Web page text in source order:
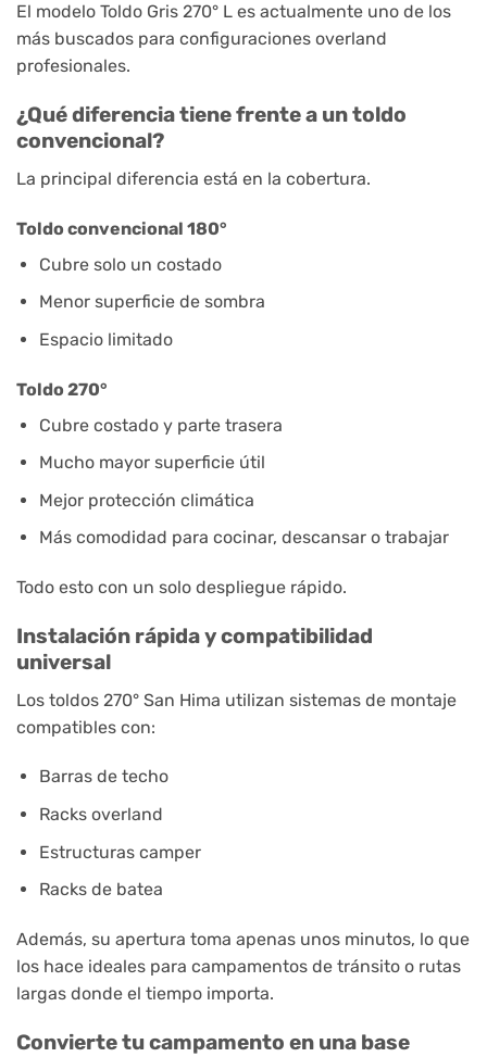
El modelo Toldo Gris 270° L es actualmente uno de los
más buscados para configuraciones overland
profesionales.
¿Qué diferencia tiene frente a un toldo
convencional?
La principal diferencia está en la cobertura.
Toldo convencional 180°
Cubre solo un costado
Menor superficie de sombra
Espacio limitado
Toldo 270°
Cubre costado y parte trasera
Mucho mayor superficie útil
Mejor protección climática
Más comodidad para cocinar, descansar o trabajar
Todo esto con un solo despliegue rápido.
Instalación rápida y compatibilidad
universal
Los toldos 270° San Hima utilizan sistemas de montaje
compatibles con:
Barras de techo
Racks overland
Estructuras camper
Racks de batea
Además, su apertura toma apenas unos minutos, lo que
los hace ideales para campamentos de tránsito o rutas
largas donde el tiempo importa.
Convierte tu campamento en una base